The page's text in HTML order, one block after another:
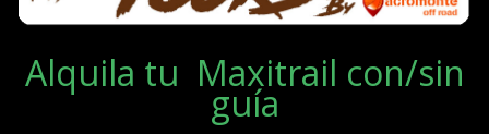
Alquila tu Maxitrail con/sin
guía